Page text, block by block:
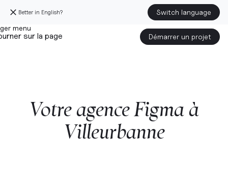
Better in English? Switch language
sur la page Démarrer un projet
VotreagenceFigmaà
Villeurbanne